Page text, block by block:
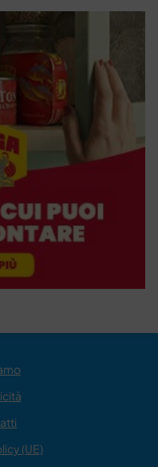
(UE)